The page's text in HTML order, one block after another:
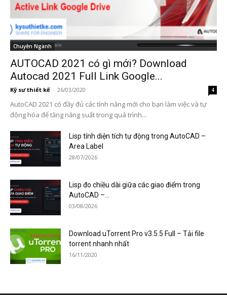
Chuyên Ngành
AUTOCAD 2021 có gì mới? Download
Autocad 2021 Full Link Google...
Kỹ sư thiết kế - 26/03/2020 4
AutoCAD 2021 có đầy đủ các tính năng mới cho bạn làm việc và tự
động hóa để tăng năng suất trong quá trình...
Lisp tính diện tích tự động trong AutoCAD –
Area Label
28/07/2026
Lisp đo chiều dài giữa các giao điểm trong
AutoCAD –...
03/08/2026
Download uTorrent Pro v3.5.5 Full – Tải file
torrent nhanh nhất
16/11/2020